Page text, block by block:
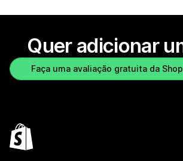
Quer adicionar
Faça uma avaliação gratuita da